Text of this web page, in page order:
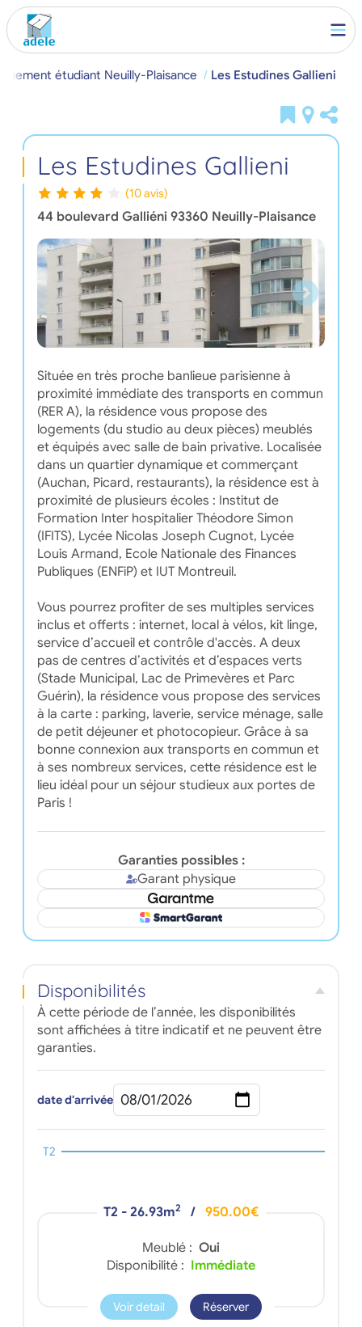
étudiant Neuilly-Plaisance Les Estudines Gallieni
Les Estudines Gallieni
(10 avis)
44 boulevard Galliéni 93360 Neuilly-Plaisance
Située en très proche banlieue parisienne à
proximité immédiate des transports en commun
(RER A), la résidence vous propose des
logements (du studio au deux pièces) meublés
et équipés avec salle de bain privative. Localisée
dans un quartier dynamique et commerçant
(Auchan, Picard, restaurants), la résidence est à
proximité de plusieurs écoles : Institut de
Formation Inter hospitalier Théodore Simon
(IFITS), Lycée Nicolas Joseph Cugnot, Lycée
Louis Armand, Ecole Nationale des Finances
Publiques (ENFiP) et IUT Montreuil.
Vous pourrez profiter de ses multiples services
inclus et offerts : internet, local à vélos, kit linge,
service d’accueil et contrôle d'accès. A deux
pas de centres d’activités et d’espaces verts
(Stade Municipal, Lac de Primevères et Parc
Guérin), la résidence vous propose des services
à la carte : parking, laverie, service ménage, salle
de petit déjeuner et photocopieur. Grâce à sa
bonne connexion aux transports en commun et
à ses nombreux services, cette résidence est le
lieu idéal pour un séjour studieux aux portes de
Paris !
Garanties possibles :
Garant physique
Disponibilités
À cette période de l’année, les disponibilités
sont affichées à titre indicatif et ne peuvent être
garanties.
date d'arrivée
T2
T2 - 26.93m2 / 950.00€
Meublé : Oui
Disponibilité : Immédiate
Voir detail Réserver